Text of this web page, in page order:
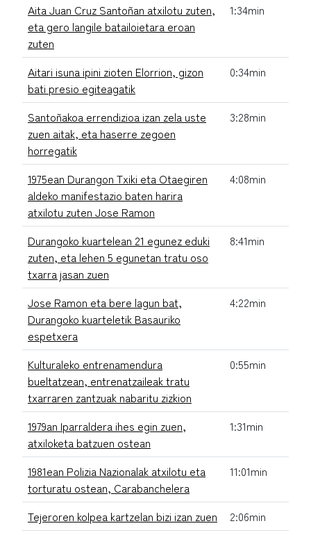
Aita Juan Cruz Santoñan atxilotu zuten,
eta gero langile batailoietara eroan
zuten
1:34min
Aitari isuna ipini zioten Elorrion, gizon
bati presio egiteagatik
0:34min
Santoñakoa errendizioa izan zela uste
zuen aitak, eta haserre zegoen
horregatik
3:28min
1975ean Durangon Txiki eta Otaegiren
aldeko manifestazio baten harira
atxilotu zuten Jose Ramon
4:08min
Durangoko kuartelean 21 egunez eduki
zuten, eta lehen 5 egunetan tratu oso
txarra jasan zuen
8:41min
Jose Ramon eta bere lagun bat,
Durangoko kuarteletik Basauriko
espetxera
4:22min
Kulturaleko entrenamendura
bueltatzean, entrenatzaileak tratu
txarraren zantzuak nabaritu zizkion
0:55min
1979an Iparraldera ihes egin zuen,
atxiloketa batzuen ostean
1:31min
1981ean Polizia Nazionalak atxilotu eta
torturatu ostean, Carabanchelera
11:01min
Tejeroren kolpea kartzelan bizi izan zuen
2:06min